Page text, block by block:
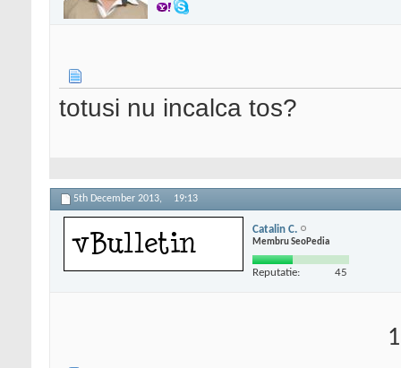
totusi nu incalca tos?
5th December 2013, 19:13
Catalin C.
Membru SeoPedia
Reputatie: 45